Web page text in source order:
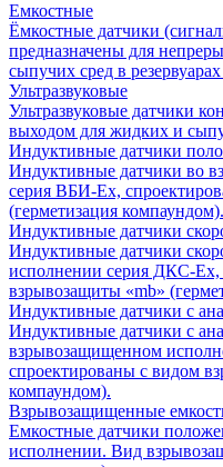
Емкостные
Ёмкостные датчики
предназначены для
сыпучих сред в
Ультразвуковые
Ультразвуковые датчики
выходом для жидких и
Индуктивные датчики
Индуктивные датчики во
серия ВБИ-Ех,
(герметизация компаундом).
Индуктивные датчики
Индуктивные датчики
исполнении серия ДКС-Ех,
взрывозащиты «mb»
Индуктивные датчики с
Индуктивные датчики с
взрывозащищенном
спроектированы с видом
компаундом).
Взрывозащищенные
Емкостные датчики
исполнении. Вид